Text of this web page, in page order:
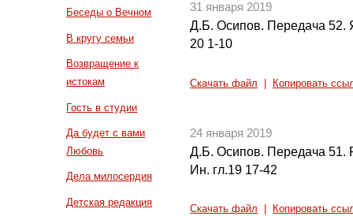
Беседы о Вечном
В кругу семьи
Возвращение к
истокам
Гость в студии
Да будет с вами
Любовь
Дела милосердия
Детская редакция
31 января 2019
Д.Б. Осипов. Передача 52.
20 1-10
Скачать файл Копировать
24 января 2019
Д.Б. Осипов. Передача 51.
Ин. гл.19 17-42
Скачать файл Копировать